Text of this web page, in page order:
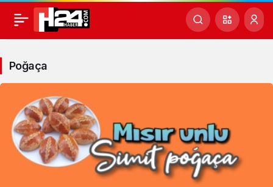
Poğaça
Haberleri
Poğaça